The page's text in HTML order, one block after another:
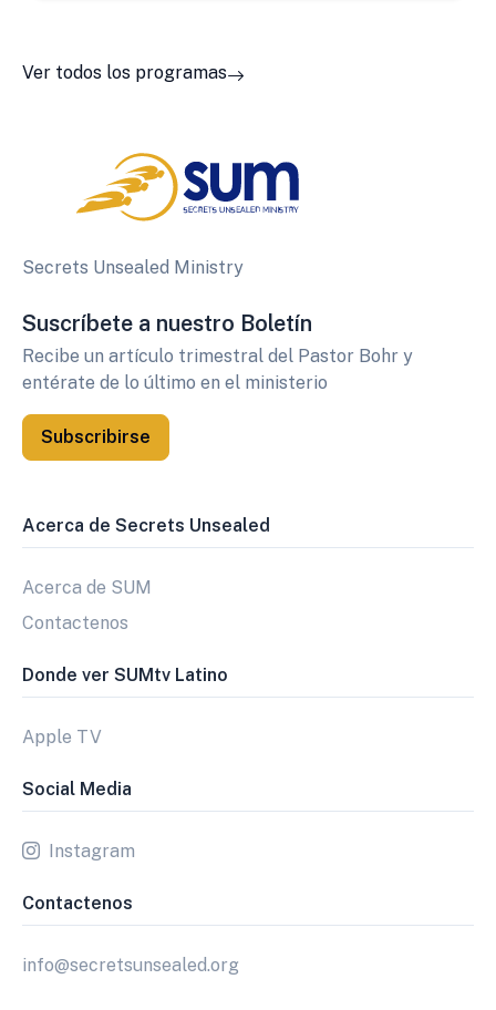
Ver todos los programas
Secrets Unsealed Ministry
Suscríbete a nuestro Boletín
Recibe un artículo trimestral del Pastor Bohr y
entérate de lo último en el ministerio
Subscribirse
Acerca de Secrets Unsealed
Acerca de SUM
Contactenos
Donde ver SUMtv Latino
Apple TV
Social Media
Instagram
Contactenos
info@secretsunsealed.org